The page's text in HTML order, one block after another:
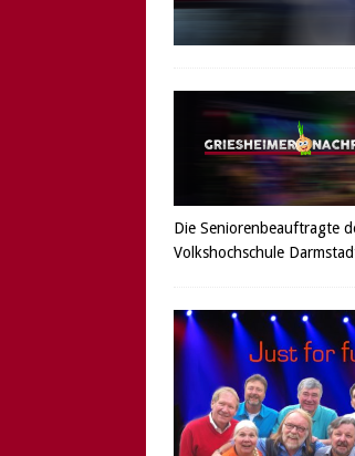
Die Seniorenbeauftragte
Volkshochschule